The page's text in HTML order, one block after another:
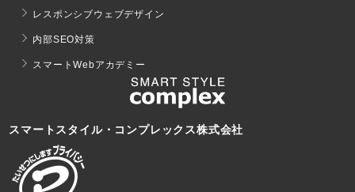
レスポンシブウェブデザイン
内部SEO対策
スマートWebアカデミー
スマートスタイル・コンプレックス株式会社